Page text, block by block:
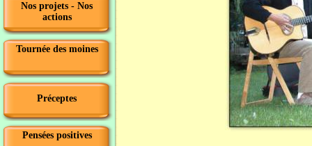
Nos projets - Nos
actions
Tournée des moines
Préceptes
Pensées positives